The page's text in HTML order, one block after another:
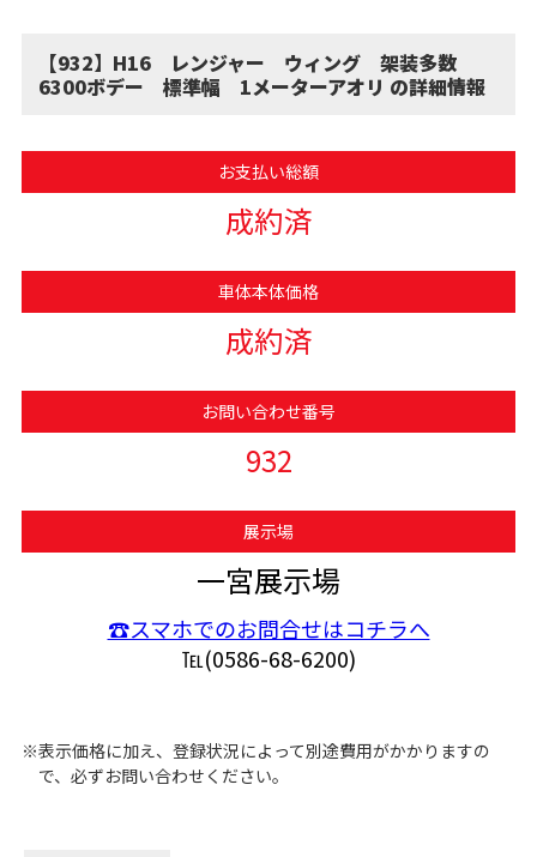
【932】H16 レンジャー ウィング 架装多数
6300ボデー 標準幅 1メーターアオリ の詳細情報
お支払い総額
成約済
車体本体価格
成約済
お問い合わせ番号
932
展示場
一宮展示場
☎スマホでのお問合せはコチラへ
℡(0586-68-6200)
※表示価格に加え、登録状況によって別途費用がかかりますの
で、必ずお問い合わせください。